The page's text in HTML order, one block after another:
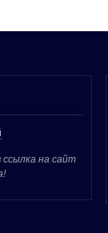
на сайт